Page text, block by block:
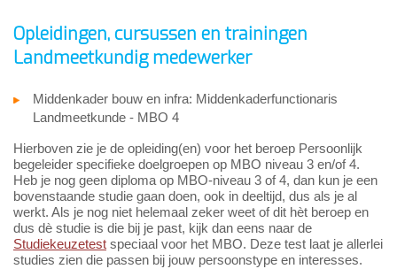
Opleidingen, cursussen en trainingen
Landmeetkundig medewerker
Middenkader bouw en infra: Middenkaderfunctionaris
Landmeetkunde - MBO 4
Hierboven zie je de opleiding(en) voor het beroep Persoonlijk
begeleider specifieke doelgroepen op MBO niveau 3 en/of 4.
Heb je nog geen diploma op MBO-niveau 3 of 4, dan kun je een
bovenstaande studie gaan doen, ook in deeltijd, dus als je al
werkt. Als je nog niet helemaal zeker weet of dit hèt beroep en
dus dè studie is die bij je past, kijk dan eens naar de
Studiekeuzetest speciaal voor het MBO. Deze test laat je allerlei
studies zien die passen bij jouw persoonstype en interesses.